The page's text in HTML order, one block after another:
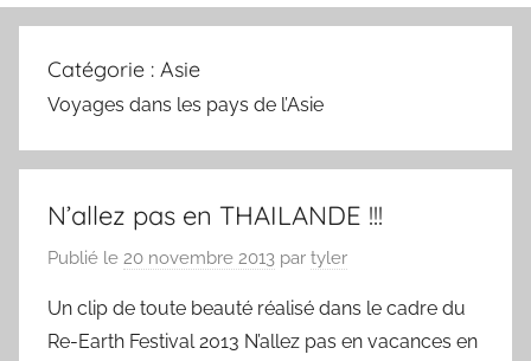
Catégorie : Asie
Voyages dans les pays de l’Asie
N’allez pas en THAILANDE !!!
Publié le 20 novembre 2013 par tyler
Un clip de toute beauté réalisé dans le cadre du
Re-Earth Festival 2013 N’allez pas en vacances en